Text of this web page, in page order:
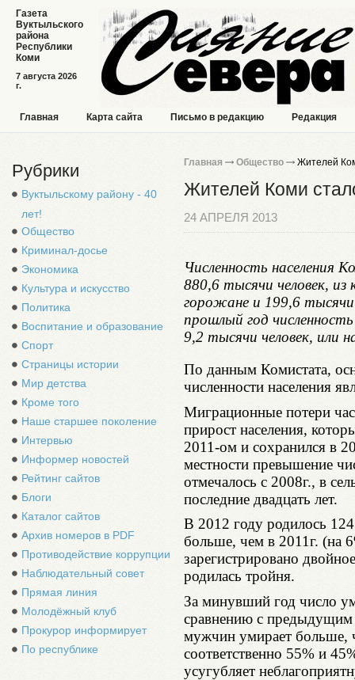
7 августа 2026
г.
Газета
Вуктыльского
района
Республики
Коми
Главная Карта сайта Письмо в редакцию Редакция
Рубрики
Вуктыльскому району - 40
лет!
Общество
Криминал-досье
Экономика
Культура и искусство
Политика
Воспитание и образование
Спорт
Страницы истории
Мир детства
Кроме того
Наше старшее поколение
Интервью
Информер новостей
Рейтинг сайтов
Блоги
Каталог сайтов
Архив номеров в PDF
Противодействие коррупции
Наблюдательный совет
Прямая линия
Молодёжный клуб
Прокурор информирует
По республике
Главная Общество Жителей
Жителей Коми
24 АПРЕЛЯ 2013
Численность населения
880,6 тысячи человек,
горожане и 199,6
прошлый год
9,2 тысячи человек, или
По данным Комистата,
численности населения
Миграционные потери
прирост населения,
2011-ом и сохранился в
местности превышение
отмечалось с 2008г., в
последние двадцать лет.
В 2012 году родилось
больше, чем в 2011г. (на
зарегистрировано
родилась тройня.
За минувший год число
сравнению с предыдущим
мужчин умирает
соответственно 55% и
усугубляет